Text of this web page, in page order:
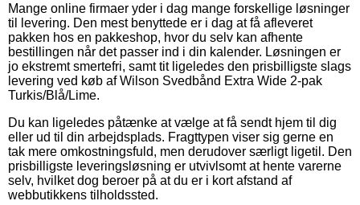
Mange online firmaer yder i dag mange forskellige løsninger
til levering. Den mest benyttede er i dag at få afleveret
pakken hos en pakkeshop, hvor du selv kan afhente
bestillingen når det passer ind i din kalender. Løsningen er
jo ekstremt smertefri, samt tit ligeledes den prisbilligste slags
levering ved køb af Wilson Svedbånd Extra Wide 2-pak
Turkis/Blå/Lime.
Du kan ligeledes påtænke at vælge at få sendt hjem til dig
eller ud til din arbejdsplads. Fragttypen viser sig gerne en
tak mere omkostningsfuld, men derudover særligt ligetil. Den
prisbilligste leveringsløsning er utvivlsomt at hente varerne
selv, hvilket dog beroer på at du er i kort afstand af
webbutikkens tilholdssted.